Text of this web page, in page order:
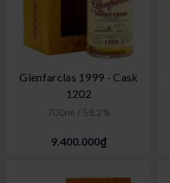
Glenfarclas 1999 - Cask
1202
700ml / 58,2%
9.400.000₫